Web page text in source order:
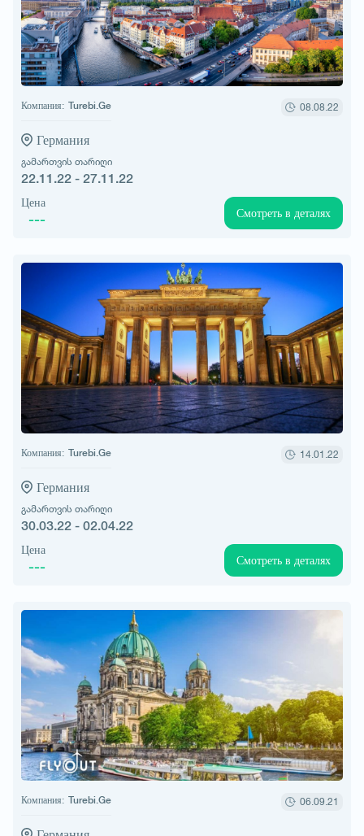
Компания: Turebi.Ge 08.08.22
Германия
გამართვის თარიღი
22.11.22 - 27.11.22
Цена
--- Смотреть в деталях
Компания: Turebi.Ge 14.01.22
Германия
გამართვის თარიღი
30.03.22 - 02.04.22
Цена
--- Смотреть в деталях
Компания: Turebi.Ge 06.09.21